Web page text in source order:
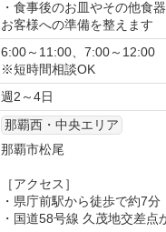
・食事後のお皿やその他食
お客様への準備を整えます
6:00～11:00、7:00～12:00
※短時間相談OK
週2～4日
那覇西・中央エリア
那覇市松尾
［アクセス］
・県庁前駅から徒歩で約7分
・国道58号線 久茂地交差点